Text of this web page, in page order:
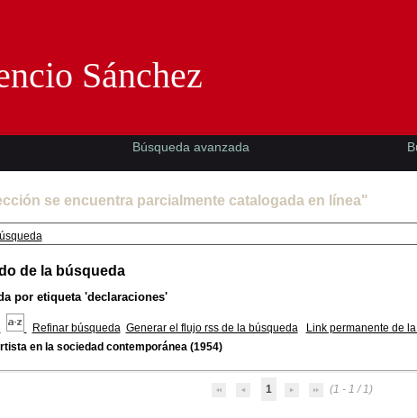
se encuentra parcialmente catalogada en línea"
de la búsqueda
por etiqueta 'declaraciones'
Refinar búsqueda Generar el flujo rss de la búsqueda
Link permanente de
en la sociedad contemporánea(1954)
1 (1 - 1 / 1)
Sánchez
Búsqueda avanzada